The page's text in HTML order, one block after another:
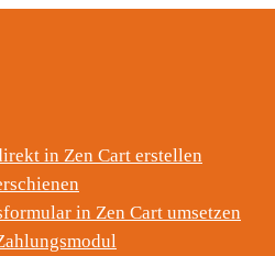
in Zen Cart erstellen
in Zen Cart umsetzen